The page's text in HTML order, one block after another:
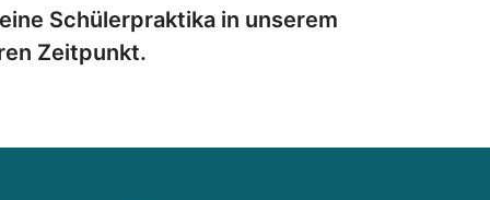
Schülerpraktika in unserem
Zeitpunkt.